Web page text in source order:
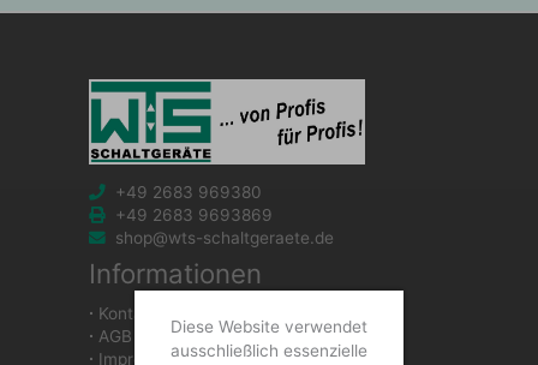
+49 2683 969380
+49 2683 9693869
shop@wts-schaltgeraete.de
Informationen
∙ Kontakt
∙ AGB
∙ Impressum
Diese Website verwendet
ausschließlich essenzielle